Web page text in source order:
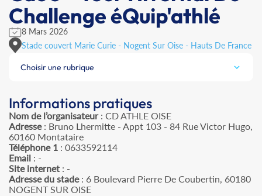
Challenge éQuip'athlé
8 Mars 2026
Stade couvert Marie Curie - Nogent Sur Oise - Hauts De France
Choisir une rubrique
Informations pratiques
Nom de l’organisateur: CD ATHLE OISE
Adresse: Bruno Lhermitte - Appt 103 - 84 Rue Victor Hugo,
60160 Montataire
Téléphone 1 : 0633592114
Email : -
Site internet : -
Adresse du stade: 6 Boulevard Pierre De Coubertin, 60180
NOGENT SUR OISE